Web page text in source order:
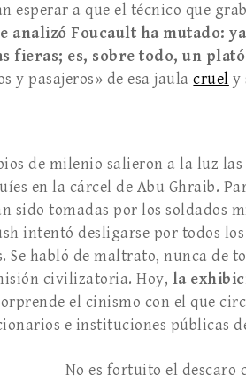
esperar a que el técnico que
Foucault ha mutado:
fieras; es, sobre todo, un
y pasaje­ros» de esa jaulacruel y
de milenio salieron a la luz las
en la cárcel de Abu Ghraib.
sido tomadas por los soldados
intentó des­ligarse por todos
Se habló de mal­trato, nunca de
civilizatoria. Hoy, la
el cinismo con el que
e instituciones públicas
No es fortuito el